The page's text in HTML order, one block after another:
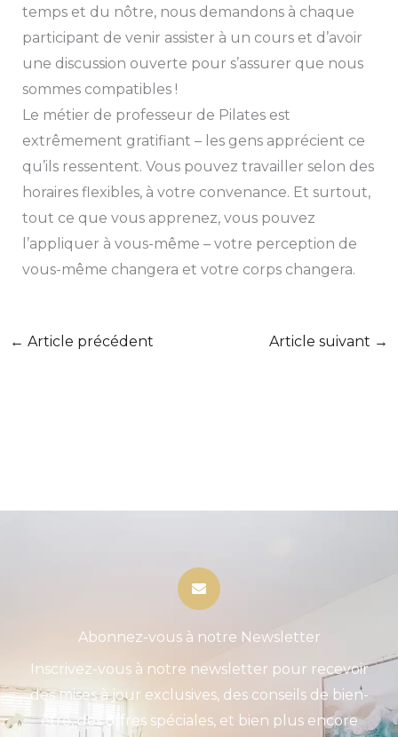
temps et du nôtre, nous demandons à chaque
participant de venir assister à un cours et d’avoir
une discussion ouverte pour s’assurer que nous
sommes compatibles !
Le métier de professeur de Pilates est
extrêmement gratifiant – les gens apprécient ce
qu’ils ressentent. Vous pouvez travailler selon des
horaires flexibles, à votre convenance. Et surtout,
tout ce que vous apprenez, vous pouvez
l’appliquer à vous-même – votre perception de
vous-même changera et votre corps changera.
← Article précédent Article suivant →
Abonnez-vous à notre Newsletter
Inscrivez-vous à notre newsletter pour recevoir
des mises à jour exclusives, des conseils de bien-
être, des offres spéciales, et bien plus encore